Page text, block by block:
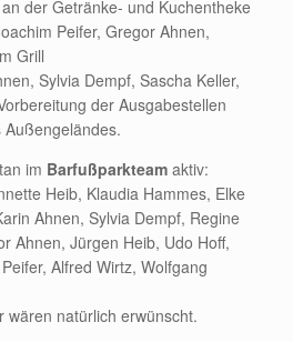
der Getränke- und Kuchentheke
Peifer, Gregor Ahnen,
Grill
Sylvia Dempf, Sascha Keller,
der Ausgabestellen
im Barfußparkteam aktiv:
Heib, Klaudia Hammes, Elke
Ahnen, Sylvia Dempf, Regine
Ahnen, Jürgen Heib, Udo Hoff,
Alfred Wirtz, Wolfgang
wären natürlich erwünscht.